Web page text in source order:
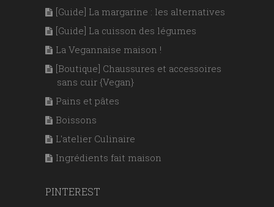
[Guide] La margarine : les alternatives
[Guide] La cuisson des légumes
La Vegannaise maison !
[Boutique] Chaussures et accessoires
sans cuir {Vegan}
Pains et pâtes
Boissons
L'atelier Culinaire
Ingrédients fait maison
PINTEREST